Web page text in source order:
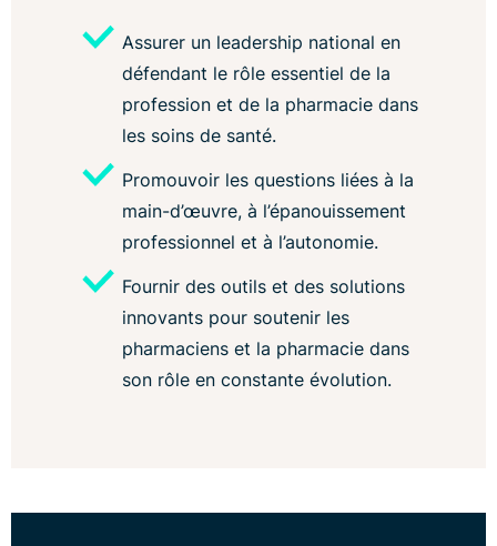
Assurer un leadership national en
défendant le rôle essentiel de la
profession et de la pharmacie dans
les soins de santé.
Promouvoir les questions liées à la
main-d’œuvre, à l’épanouissement
professionnel et à l’autonomie.
Fournir des outils et des solutions
innovants pour soutenir les
pharmaciens et la pharmacie dans
son rôle en constante évolution.